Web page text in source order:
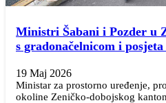
Ministri Šabani i Pozder u
s gradonačelnicom i
19 Maj 2026
Ministar za prostorno uređenje,
okoline Zeničko-dobojskog